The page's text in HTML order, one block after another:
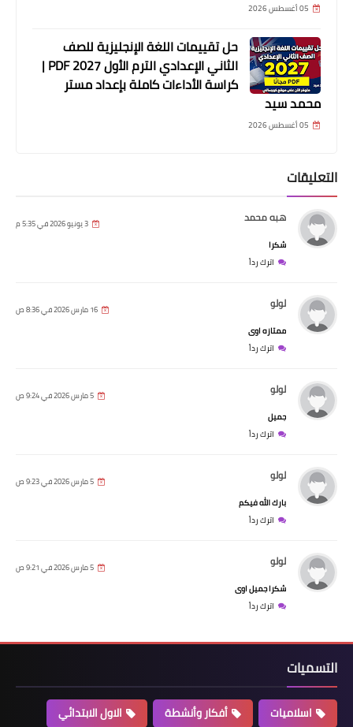
05 أغسطس 2026
حل تقييمات اللغة الإنجليزية للصف
الثاني الإعدادي الترم الأول 2027 PDF |
كراسة الأداءات كاملة بإعداد مستر
محمد سيد
05 أغسطس 2026
التعليقات
هبه محمد 3 يونيو 2026 في 5:35 م
شكرا
اترك رداً
لولو 16 مارس 2026 في 8:36 ص
ممتازه اوى
اترك رداً
لولو 5 مارس 2026 في 9:24 ص
جميل
اترك رداً
لولو 5 مارس 2026 في 9:23 ص
بارك الله فيكم
اترك رداً
لولو 5 مارس 2026 في 9:21 ص
شكرا جميل اوى
اترك رداً
التسميات
اسلاميات أفكار وأنشطة
الاول الابتدائي